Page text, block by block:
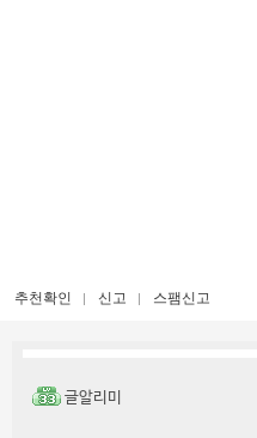
추천확인 신고 스팸신고
글알리미